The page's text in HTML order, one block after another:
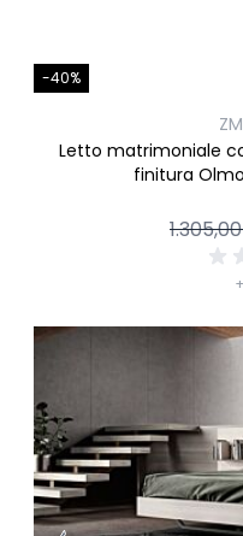
-40%
Letto matrimoniale
finitura